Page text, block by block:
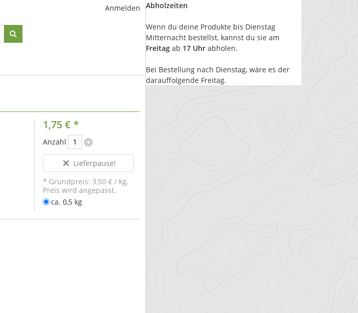
Anmelden
1,75 € *
Anzahl
Lieferpause!
* Grundpreis: 3,50 € / kg,
Preis wird angepasst.
ca. 0,5 kg
Abholzeiten
Wenn du deine Produkte bis Dienstag
Mitternacht bestellst, kannst du sie am
Freitag ab 17 Uhr abholen.
Bei Bestellung nach Dienstag, wäre es der
darauffolgende Freitag.